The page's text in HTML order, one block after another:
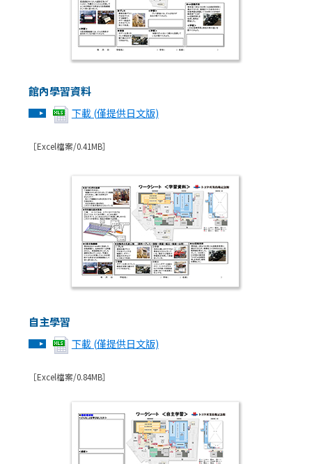
館內學習資料
下載 (僅提供日文版)
［Excel檔案/0.41MB］
自主學習
下載 (僅提供日文版)
［Excel檔案/0.84MB］